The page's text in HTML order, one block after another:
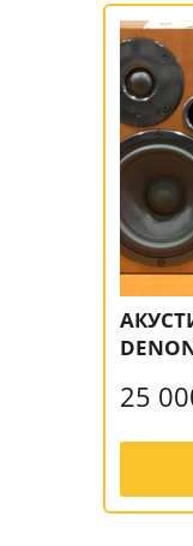
25